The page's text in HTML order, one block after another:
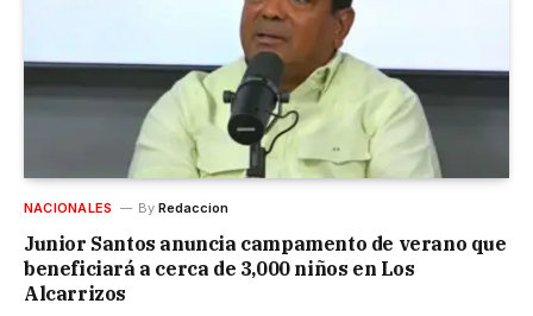
NACIONALES By Redaccion
Junior Santos anuncia campamento de verano que
beneficiará a cerca de 3,000 niños en Los
Alcarrizos